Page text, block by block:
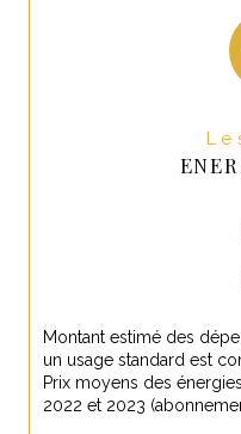
Montant estimé des
un usage standard est
Prix moyens des
2022 et 2023